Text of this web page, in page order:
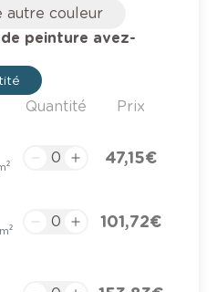
autre couleur
peinture avez-
Quantité Prix
47,15 €
101,72 €